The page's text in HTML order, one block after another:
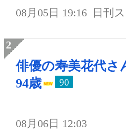
08月05日 19:16 日刊
俳優の寿美花代さ
94歳
90
08月06日 12:03